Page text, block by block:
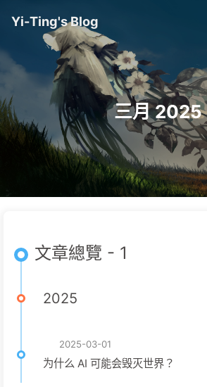
Yi-Ting's Blog
三月 2025
文章總覽 - 1
2025
2025-03-01
为什么 AI 可能会毁灭世界？